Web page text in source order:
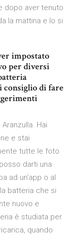
dopo aver tenuto
la mattina e lo si
impostato
per diversi
consiglio di fare
Hai
e stai
tutte le foto
darti una
ad un'app o al
batteria che si
nuovo e
è studiata per
quando